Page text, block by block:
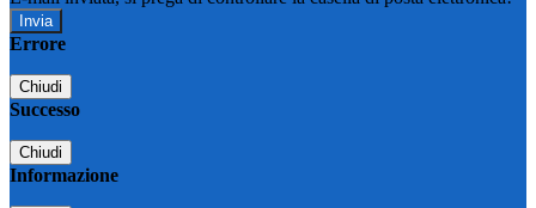
Errore
Chiudi
Successo
Chiudi
Informazione